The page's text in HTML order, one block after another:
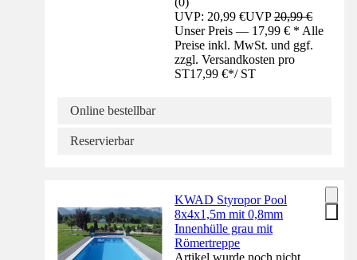
UVP: 20,99 €UVP20,99 €
Unser Preis — 17,99 € * Alle
Preise inkl. MwSt. und ggf.
zzgl. Versandkosten pro
ST17,99 €*/ ST
Online bestellbar
Reservierbar
KWAD Styropor Pool
8x4x1,5m mit 0,8mm
Innenhülle grau mit
Römertreppe
Artikel wurde noch nicht